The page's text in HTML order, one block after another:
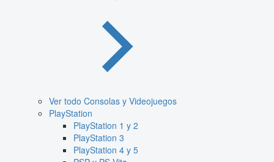
Ver todo Consolas y Videojuegos
PlayStation
PlayStation 1 y 2
PlayStation 3
PlayStation 4 y 5